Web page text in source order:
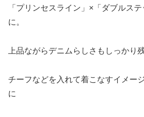
「プリンセスライン」×「ダブルス
に。
上品ながらデニムらしさもしっかり
チーフなどを入れて着こなすイメー
に